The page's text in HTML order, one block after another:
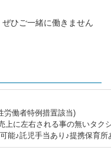
ひご一緒に働きません
働者特例措置該当)
上に左右される事の無いタク
能♪託児手当あり♪提携保育所